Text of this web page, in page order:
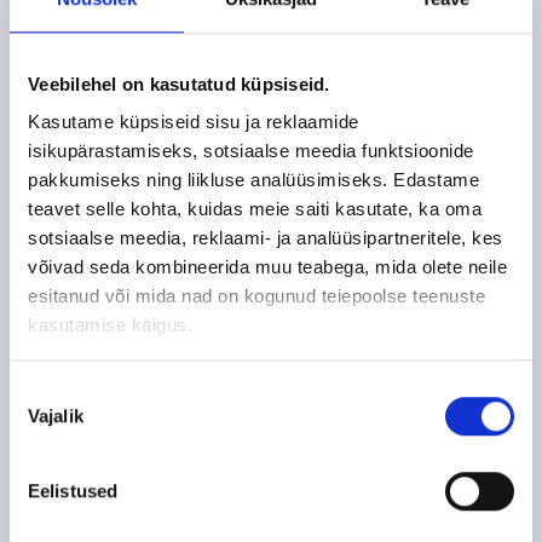
Veebilehel on kasutatud küpsiseid.
Kasutame küpsiseid sisu ja reklaamide
isikupärastamiseks, sotsiaalse meedia funktsioonide
pakkumiseks ning liikluse analüüsimiseks. Edastame
teavet selle kohta, kuidas meie saiti kasutate, ka oma
sotsiaalse meedia, reklaami- ja analüüsipartneritele, kes
võivad seda kombineerida muu teabega, mida olete neile
esitanud või mida nad on kogunud teiepoolse teenuste
kasutamise käigus.
valik
Vajalik
Eelistused
Veel lugemist
17.02.2026
Tööstushoonete soojustamine